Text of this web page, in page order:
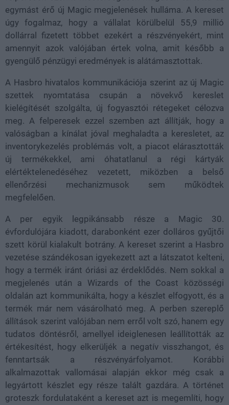
egymást érő új Magic megjelenések hulláma. A kereset
úgy fogalmaz, hogy a vállalat körülbelül 55,9 millió
dollárral fizetett többet ezekért a részvényekért, mint
amennyit azok valójában értek volna, amit később a
gyengülő pénzügyi eredmények is alátámasztottak.
A Hasbro hivatalos kommunikációja szerint az új Magic
szettek nyomtatása csupán a növekvő kereslet
kielégítését szolgálta, új fogyasztói rétegeket célozva
meg. A felperesek ezzel szemben azt állítják, hogy a
valóságban a kínálat jóval meghaladta a keresletet, az
inventorykezelés problémás volt, a piacot elárasztották
új termékekkel, ami óhatatlanul a régi kártyák
elértéktelenedéséhez vezetett, miközben a belső
ellenőrzési mechanizmusok sem működtek
megfelelően.
A per egyik legpikánsabb része a Magic 30.
évfordulójára kiadott, darabonként ezer dolláros gyűjtői
szett körül kialakult botrány. A kereset szerint a Hasbro
vezetése szándékosan igyekezett azt a látszatot kelteni,
hogy a termék iránt óriási az érdeklődés. Nem sokkal a
megjelenés után a Wizards of the Coast közösségi
oldalán azt kommunikálta, hogy a készlet elfogyott, és a
termék már nem vásárolható meg. A perben szereplő
állítások szerint valójában nem erről volt szó, hanem egy
tudatos döntésről, amellyel ideiglenesen leállították az
értékesítést, hogy elkerüljék a negatív visszhangot, és
fenntartsák a részvényárfolyamot. Korábbi
alkalmazottak vallomásai alapján ekkor még csak a
legyártott készlet egy része talált gazdára. A történet
groteszk fordulataként a kereset azt is megemlíti, hogy